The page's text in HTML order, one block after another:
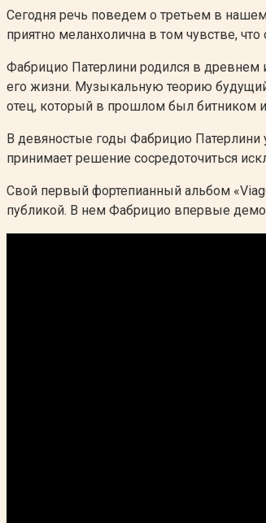
Сегодня речь поведем о третьем в
приятно меланхолична в том чувстве,
Фабрицио Патерлини родился в древнем
его жизни. Музыкальную теорию
отец, который в прошлом был битником
В девяностые годы Фабрицио Патерлини
принимает решение сосредоточиться
Свой первый фортепианный альбом
публикой. В нем Фабрицио впервые